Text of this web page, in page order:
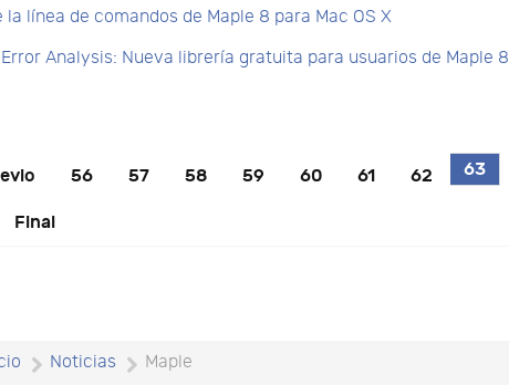
la línea de comandos de Maple 8 para Mac OS X
Analysis: Nueva librería gratuita para usuarios de Maple 8
56 57 58 59 60 61 62 63
Final
Noticias Maple